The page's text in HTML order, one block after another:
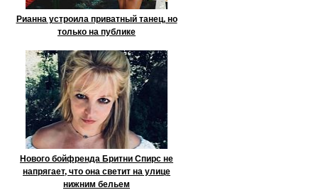
Рианна устроила приватный танец, но
только на публике
Нового бойфренда Бритни Спирс не
напрягает, что она светит на улице
нижним бельем